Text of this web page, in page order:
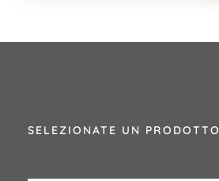
SELEZIONATE UN PRODOTTO